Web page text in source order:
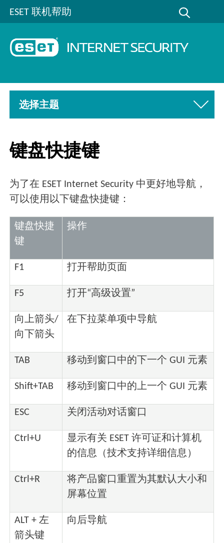
ESET 联机帮助
选择主题
键盘快捷键
为了在 ESET Internet Security 中更好地导航，
可以使用以下键盘快捷键：
键盘快捷
键
操作
F1 打开帮助页面
F5 打开“高级设置”
向上箭头/
向下箭头
在下拉菜单项中导航
TAB 移动到窗口中的下一个 GUI 元素
Shift+TAB 移动到窗口中的上一个 GUI 元素
ESC 关闭活动对话窗口
Ctrl+U
显示有关 ESET 许可证和计算机
的信息（技术支持详细信息）
Ctrl+R
将产品窗口重置为其默认大小和
屏幕位置
ALT + 左
箭头键
向后导航